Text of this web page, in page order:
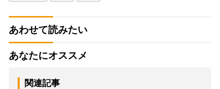
あわせて読みたい
あなたにオススメ
関連記事